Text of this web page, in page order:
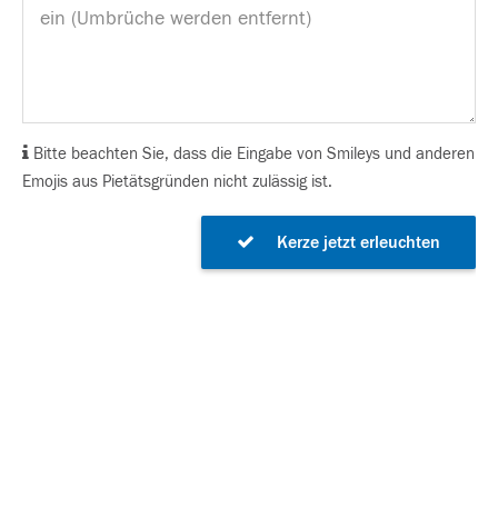
Bitte beachten Sie, dass die Eingabe von Smileys und anderen
Emojis aus Pietätsgründen nicht zulässig ist.
Kerze jetzt erleuchten